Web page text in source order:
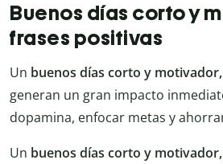
Buenos días corto y
frases positivas
Un buenos días corto y
generan un gran impacto
dopamina, enfocar metas y
Un buenos días corto y